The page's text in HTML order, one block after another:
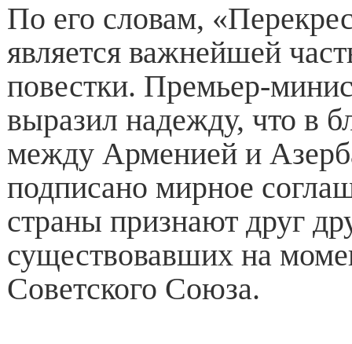
По его словам,
является важнейшей
повестки. Премьер-
выразил надежду, что в
между Арменией и
подписано мирное
страны признают друг
существовавших на
Советского Союза.